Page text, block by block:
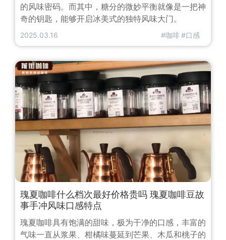
的风味密码。而其中，糖分的微妙平衡就像是一把神
奇的钥匙，能够开启冰美式的独特风味大门。
2025.03.16 #咖啡#口感
瑰夏咖啡什么档次最好价格贵吗 瑰夏咖啡豆故
事手冲风味口感特点
瑰夏咖啡具有饱满的甜味，极为干净的口感，丰富的
气味一直从浆果、柑橘味蔓延到芒果、木瓜和桃子的